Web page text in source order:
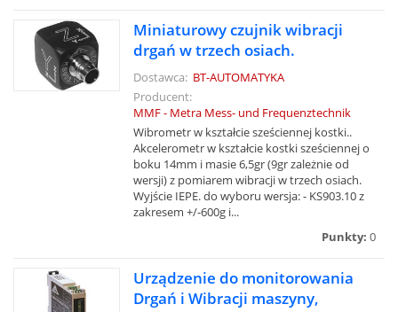
Miniaturowy czujnik wibracji
drgań w trzech osiach.
Dostawca: BT-AUTOMATYKA
Producent:
MMF - Metra Mess- und Frequenztechnik
Wibrometr w kształcie sześciennej kostki..
Akcelerometr w kształcie kostki sześciennej o
boku 14mm i masie 6,5gr (9gr zależnie od
wersji) z pomiarem wibracji w trzech osiach.
Wyjście IEPE. do wyboru wersja: - KS903.10 z
zakresem +/-600g i...
Punkty: 0
Urządzenie do monitorowania
Drgań i Wibracji maszyny,